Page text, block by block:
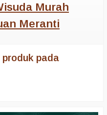
Murah
Meranti
pada